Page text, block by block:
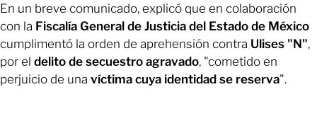
En un breve comunicado, explicó que en colaboración
con la Fiscalía General de Justicia del Estado de México
cumplimentó la orden de aprehensión contra Ulises "N",
por el delito de secuestro agravado, "cometido en
perjuicio de una víctima cuya identidad se reserva".